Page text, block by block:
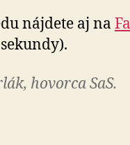
nájdete aj na
hovorca SaS.